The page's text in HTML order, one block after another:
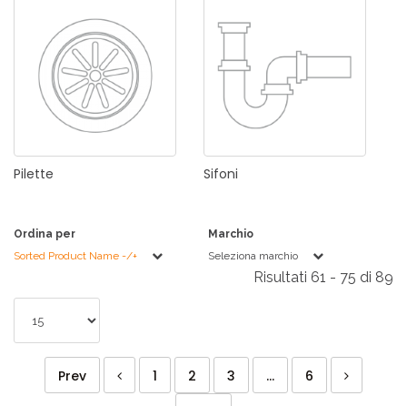
Pilette Sifoni
Ordina per
Sorted Product Name -/+
Marchio
Seleziona marchio
Risultati 61 - 75 di 89
Prev 1 2 3 ...
6